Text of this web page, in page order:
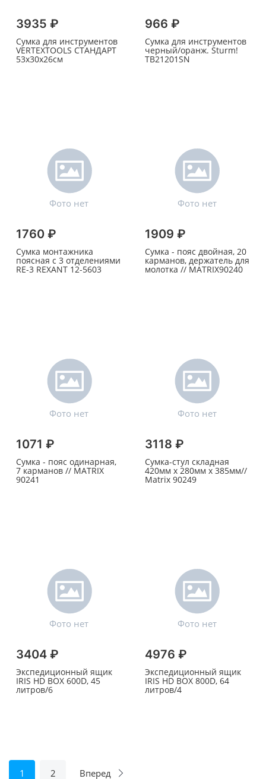
3935 ₽
Сумка для инструментов
VERTEXTOOLS СТАНДАРТ
53х30х26см
966 ₽
Сумка для инструментов
черный/оранж. Sturm!
TB21201SN
1760 ₽
Сумка монтажника
поясная с 3 отделениями
RE-3 REXANT 12-5603
1909 ₽
Сумка - пояс двойная, 20
карманов, держатель для
молотка // MATRIX90240
1071 ₽
Сумка - пояс одинарная,
7 карманов // MATRIX
90241
3118 ₽
Сумка-стул складная
420мм х 280мм х 385мм//
Matrix 90249
3404 ₽
Экспедиционный ящик
IRIS HD BOX 600D, 45
литров/6
4976 ₽
Экспедиционный ящик
IRIS HD BOX 800D, 64
литров/4
1 2 Вперед